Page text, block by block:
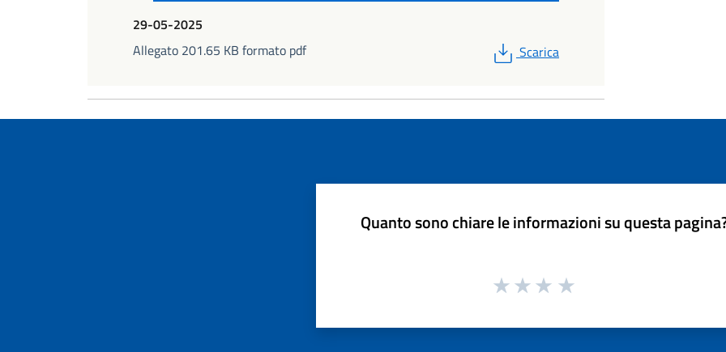
29-05-2025
Allegato 201.65 KB formato pdf
PDF
Scarica
Quanto sono chiare le informazioni su questa